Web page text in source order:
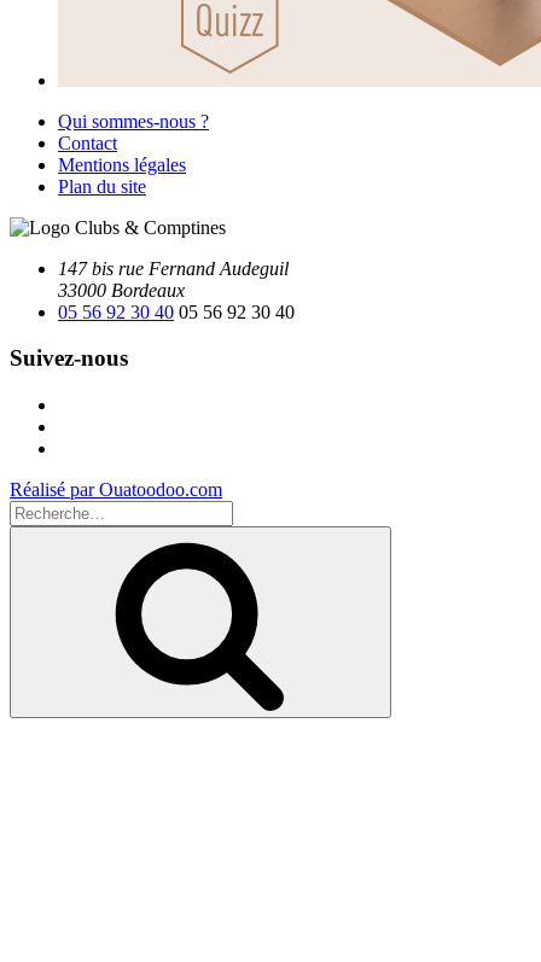
Qui sommes-nous ?
Contact
Mentions légales
Plan du site
147 bis rue Fernand Audeguil
33000 Bordeaux
05 56 92 30 40 05 56 92 30 40
Suivez-nous
Réalisé par Ouatoodoo.com
Recherche
pour